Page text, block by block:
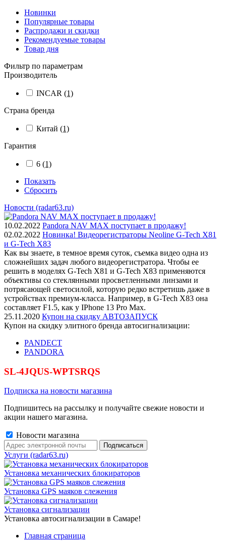
Новинки
Популярные товары
Распродажи и скидки
Рекомендуемые товары
Товар дня
Фильтр по параметрам
Производитель
INCAR (1)
Страна бренда
Китай (1)
Гарантия
6 (1)
Показать
Сбросить
Новости (radar63.ru)
10.02.2022 Pandora NAV MAX поступает в продажу!
02.02.2022 Новинка! Видеорегистраторы Neoline G-Tech X81
и G-Tech X83
Как вы знаете, в темное время суток, съемка видео одна из
сложнейших задач любого видеорегистратора. Чтобы ее
решить в моделях G-Tech X81 и G-Tech X83 применяются
объективы со стеклянными просветленными линзами и
потрясающей светосилой, которую редко встретишь даже в
устройствах премиум-класса. Например, в G-Tech X83 она
составляет F1.5, как у IPhone 13 Pro Max.
25.11.2020 Купон на скидку АВТОЗАПУСК
Купон на скидку элитного бренда автосигнализации:
PANDECT
PANDORA
SL-4JQUS-WPTSRQS
Подписка на новости магазина
Подпишитесь на рассылку и получайте свежие новости и
акции нашего магазина.
Новости магазина
Услуги (radar63.ru)
Установка механических блокираторов
Установка GPS маяков слежения
Установка сигнализации
Установка автосигнализации в Самаре!
Главная страница